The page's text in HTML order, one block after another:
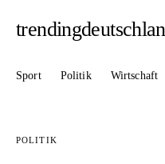
Sport Politik Wirtschaft
POLITIK